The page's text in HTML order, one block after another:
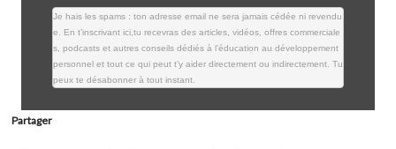
Je hais les spams : ton adresse email ne sera jamais cédée ni revendu
e. En t’inscrivant ici,tu recevras des articles, vidéos, offres commerciale
s, podcasts et autres conseils dédiés à l’éducation au développement
personnel et tout ce qui peut t’y aider directement ou indirectement. Tu
peux te désabonner à tout instant.
Partager